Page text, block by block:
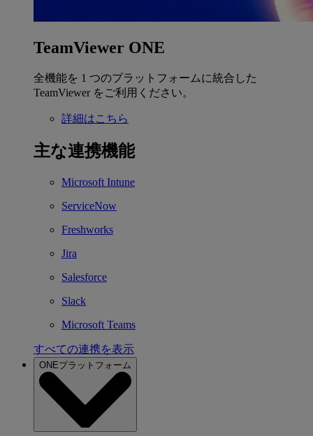
TeamViewer ONE
全機能を 1 つのプラットフォームに統合した
TeamViewer をご利用ください。
詳細はこちら
主な連携機能
Microsoft Intune
ServiceNow
Freshworks
Jira
Salesforce
Slack
Microsoft Teams
すべての連携を表示
ONEプラットフォーム